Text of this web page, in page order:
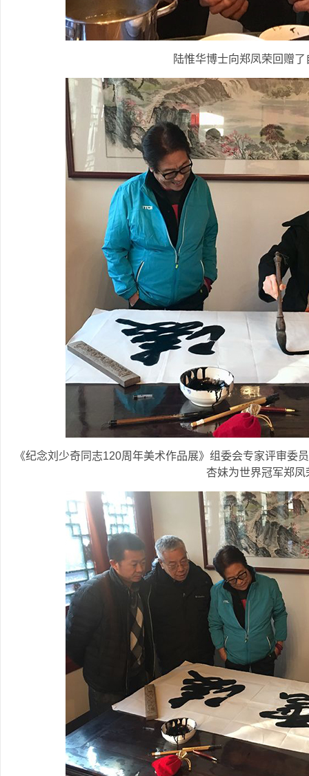
陆惟华博士向郑凤荣回赠
《纪念刘少奇同志120周年美术作品展》组委会专家评审委
杏妹为世界冠军郑凤